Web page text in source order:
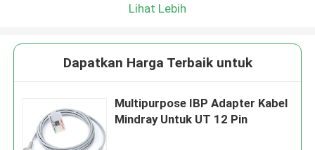
Lihat Lebih
Dapatkan Harga Terbaik untuk
Multipurpose IBP Adapter Kabel
Mindray Untuk UT 12 Pin